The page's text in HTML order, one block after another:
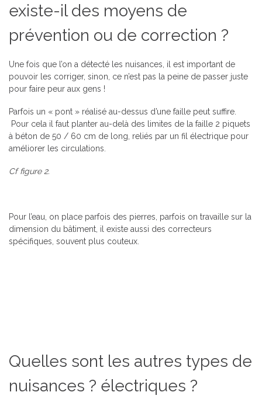
existe-il des moyens de
prévention ou de correction ?
Une fois que l’on a détecté les nuisances, il est important de
pouvoir les corriger, sinon, ce n’est pas la peine de passer juste
pour faire peur aux gens !
Parfois un « pont » réalisé au-dessus d’une faille peut suffire.
Pour cela il faut planter au-delà des limites de la faille 2 piquets
à béton de 50 / 60 cm de long, reliés par un fil électrique pour
améliorer les circulations.
Cf figure 2.
Pour l’eau, on place parfois des pierres, parfois on travaille sur la
dimension du bâtiment, il existe aussi des correcteurs
spécifiques, souvent plus couteux.
Quelles sont les autres types de
nuisances ? électriques ?